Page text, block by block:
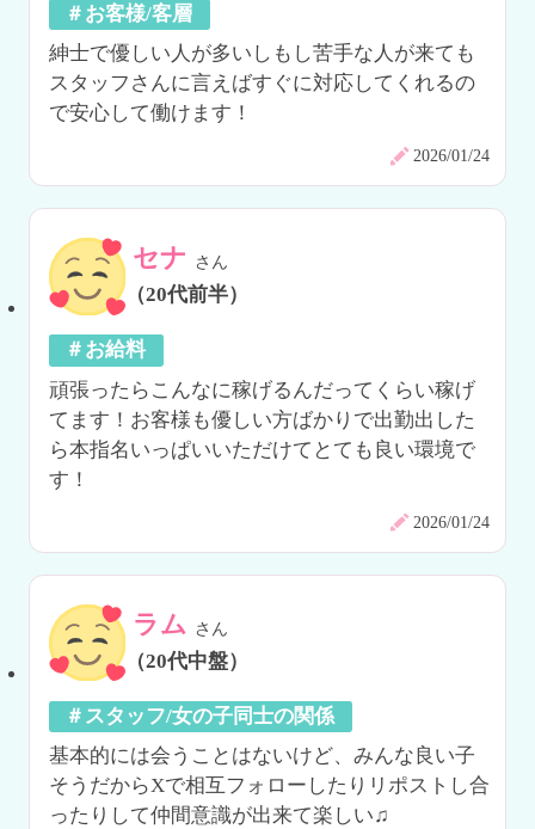
＃お客様/客層
紳士で優しい人が多いしもし苦手な人が来ても
スタッフさんに言えばすぐに対応してくれるの
で安心して働けます！
2026/01/24
セナ さん
（20代前半）
＃お給料
頑張ったらこんなに稼げるんだってくらい稼げ
てます！お客様も優しい方ばかりで出勤出した
ら本指名いっぱいいただけてとても良い環境で
す！
2026/01/24
ラム さん
（20代中盤）
＃スタッフ/女の子同士の関係
基本的には会うことはないけど、みんな良い子
そうだからXで相互フォローしたりリポストし合
ったりして仲間意識が出来て楽しい♫